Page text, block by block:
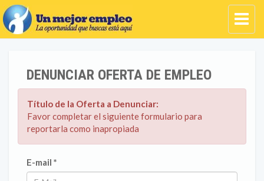
DENUNCIAR OFERTA DE EMPLEO
Título de la Oferta a Denunciar:
Favor completar el siguiente formulario para
reportarla como inapropiada
E-mail *